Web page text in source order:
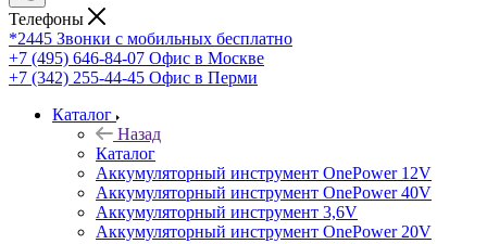
Телефоны
*2445 Звонки с мобильных бесплатно
+7 (495) 646-84-07 Офис в Москве
+7 (342) 255-44-45 Офис в Перми
Каталог
Назад
Каталог
Аккумуляторный инструмент OnePower 12V
Аккумуляторный инструмент OnePower 40V
Аккумуляторный инструмент 3,6V
Аккумуляторный инструмент OnePower 20V